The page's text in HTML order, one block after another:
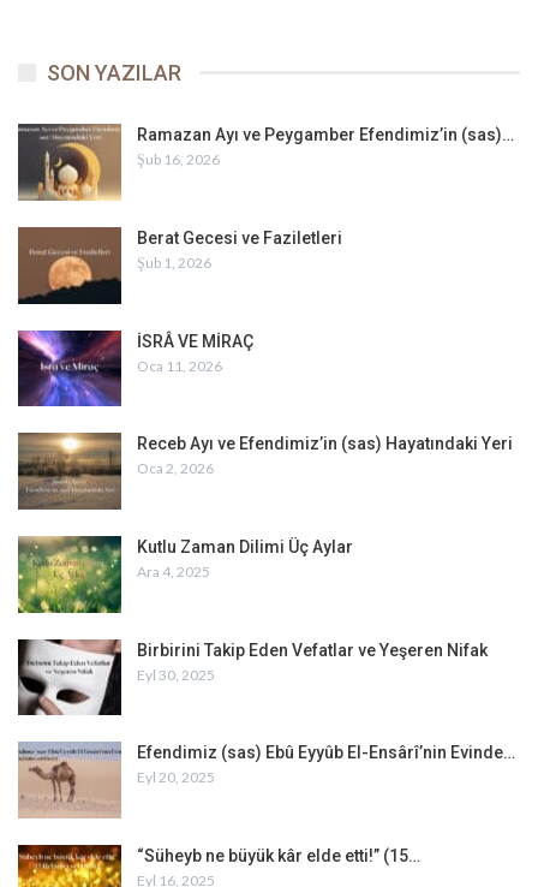
SON YAZILAR
Ramazan Ayı ve Peygamber Efendimiz’in (sas)…
Şub 16, 2026
Berat Gecesi ve Faziletleri
Şub 1, 2026
İSRÂ VE MİRAÇ
Oca 11, 2026
Receb Ayı ve Efendimiz’in (sas) Hayatındaki Yeri
Oca 2, 2026
Kutlu Zaman Dilimi Üç Aylar
Ara 4, 2025
Birbirini Takip Eden Vefatlar ve Yeşeren Nifak
Eyl 30, 2025
Efendimiz (sas) Ebû Eyyûb El-Ensârî’nin Evinde…
Eyl 20, 2025
“Süheyb ne büyük kâr elde etti!” (15…
Eyl 16, 2025